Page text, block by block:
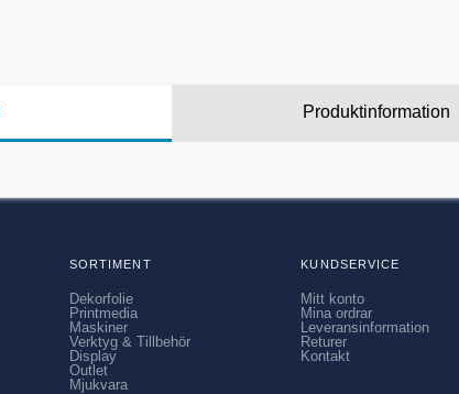
Produktinformation
SORTIMENT
Dekorfolie
Printmedia
Maskiner
Verktyg & Tillbehör
Display
Outlet
Mjukvara
KUNDSERVICE
Mitt konto
Mina ordrar
Leveransinformation
Returer
Kontakt